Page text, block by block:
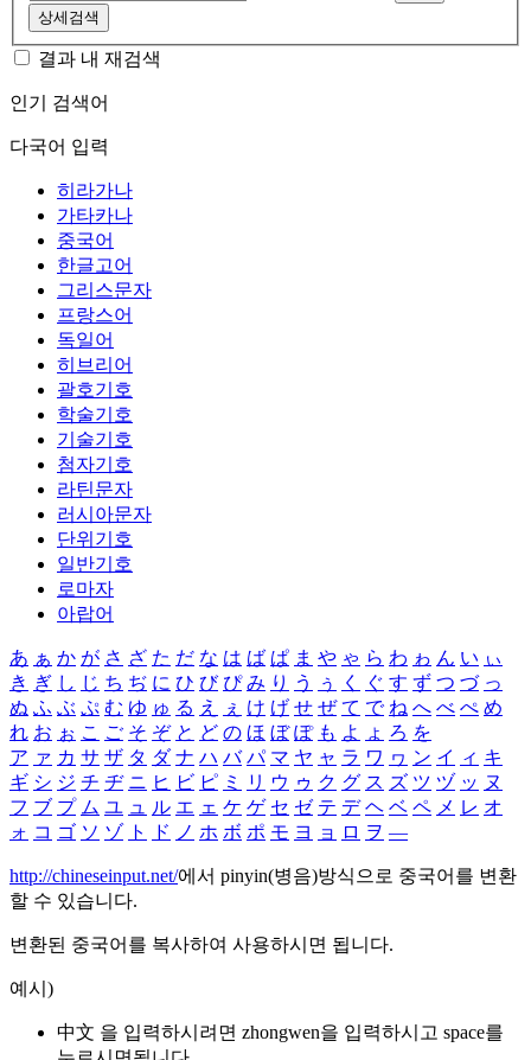
상세검색
결과 내 재검색
인기 검색어
다국어 입력
히라가나
가타카나
중국어
한글고어
그리스문자
프랑스어
독일어
히브리어
괄호기호
학술기호
기술기호
첨자기호
라틴문자
러시아문자
단위기호
일반기호
로마자
아랍어
あ ぁ か が さ ざ た だ な は ば ぱ ま や ゃ ら わ ゎ ん い ぃ
き ぎ し じ ち ぢ に ひ び ぴ み り う ぅ く ぐ す ず つ づ っ
ぬ ふ ぶ ぷ む ゆ ゅ る え ぇ け げ せ ぜ て で ね へ べ ぺ め
れ お ぉ こ ご そ ぞ と ど の ほ ぼ ぽ も よ ょ ろ を
ア ァ カ サ ザ タ ダ ナ ハ バ パ マ ヤ ャ ラ ワ ヮ ン イ ィ キ
ギ シ ジ チ ヂ ニ ヒ ビ ピ ミ リ ウ ゥ ク グ ス ズ ツ ヅ ッ ヌ
フ ブ プ ム ユ ュ ル エ ェ ケ ゲ セ ゼ テ デ ヘ ベ ペ メ レ オ
ォ コ ゴ ソ ゾ ト ド ノ ホ ボ ポ モ ヨ ョ ロ ヲ ―
http://chineseinput.net/에서 pinyin(병음)방식으로 중국어를 변환
할 수 있습니다.
변환된 중국어를 복사하여 사용하시면 됩니다.
예시)
中文 을 입력하시려면 zhongwen을 입력하시고 space를